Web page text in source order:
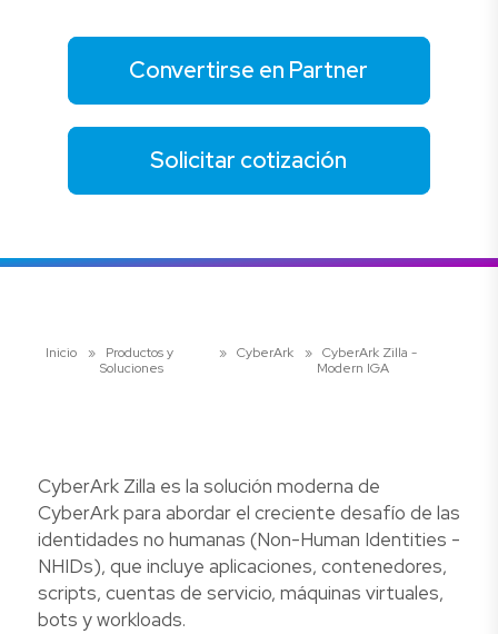
Convertirse en Partner
Solicitar cotización
Inicio »
Productos y
Soluciones
» CyberArk » CyberArk Zilla -
Modern IGA
CyberArk Zilla es la solución moderna de
CyberArk para abordar el creciente desafío de las
identidades no humanas (Non-Human Identities -
NHIDs), que incluye aplicaciones, contenedores,
scripts, cuentas de servicio, máquinas virtuales,
bots y workloads.